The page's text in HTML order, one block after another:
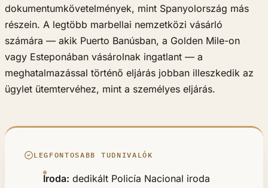
dokumentumkövetelmények, mint Spanyolország más
részein. A legtöbb marbellai nemzetközi vásárló
számára — akik Puerto Banúsban, a Golden Mile-on
vagy Esteponában vásárolnak ingatlant — a
meghatalmazással történő eljárás jobban illeszkedik az
ügylet ütemtervéhez, mint a személyes eljárás.
LEGFONTOSABB TUDNIVALÓK
Iroda: dedikált Policía Nacional iroda